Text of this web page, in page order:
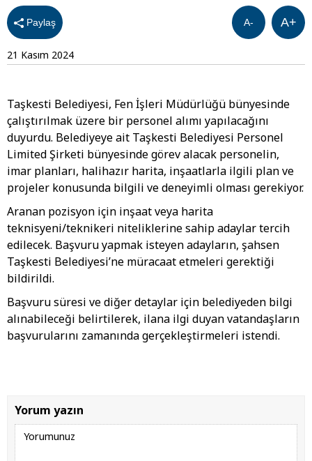
Paylaş A+
A-
21 Kasım 2024
Taşkesti Belediyesi, Fen İşleri Müdürlüğü bünyesinde
çalıştırılmak üzere bir personel alımı yapılacağını
duyurdu. Belediyeye ait Taşkesti Belediyesi Personel
Limited Şirketi bünyesinde görev alacak personelin,
imar planları, halihazır harita, inşaatlarla ilgili plan ve
projeler konusunda bilgili ve deneyimli olması gerekiyor.
Aranan pozisyon için inşaat veya harita
teknisyeni/teknikeri niteliklerine sahip adaylar tercih
edilecek. Başvuru yapmak isteyen adayların, şahsen
Taşkesti Belediyesi’ne müracaat etmeleri gerektiği
bildirildi.
Başvuru süresi ve diğer detaylar için belediyeden bilgi
alınabileceği belirtilerek, ilana ilgi duyan vatandaşların
başvurularını zamanında gerçekleştirmeleri istendi.
Yorum yazın